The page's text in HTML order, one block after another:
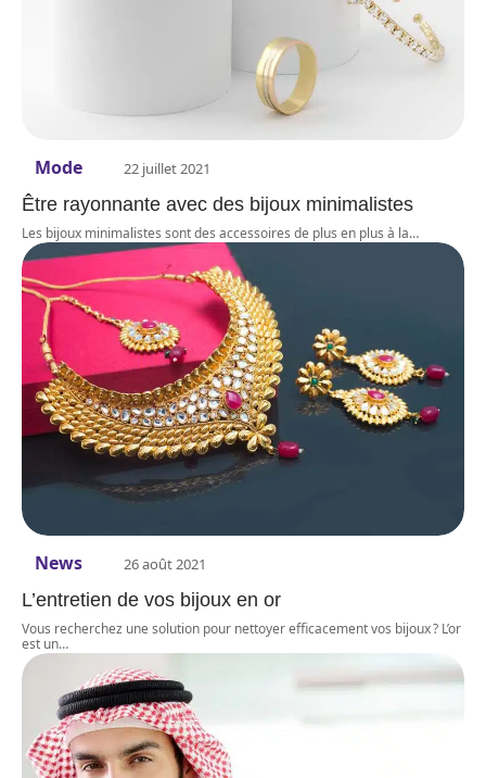
Mode 22 juillet 2021
Être rayonnante avec des bijoux minimalistes
Les bijoux minimalistes sont des accessoires de plus en plus à la…
News 26 août 2021
L’entretien de vos bijoux en or
Vous recherchez une solution pour nettoyer efficacement vos bijoux ? L’or
est un…